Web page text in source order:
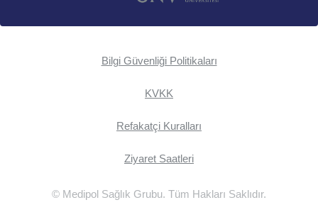
Bilgi Güvenliği Politikaları
KVKK
Refakatçi Kuralları
Ziyaret Saatleri
© Medipol Sağlık Grubu. Tüm Hakları Saklıdır.